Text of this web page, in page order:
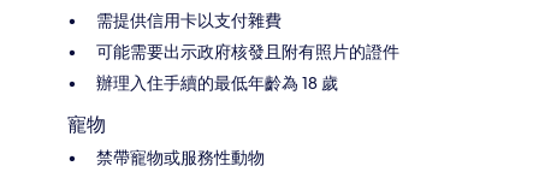
需提供信用卡以支付雜費
可能需要出示政府核發且附有照片的證件
辦理入住手續的最低年齡為 18 歲
寵物
禁帶寵物或服務性動物